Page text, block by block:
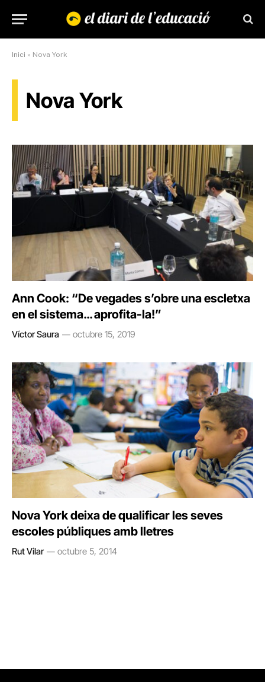
Inici » Nova York
Nova York
Ann Cook: “De vegades s’obre una escletxa
en el sistema… aprofita-la!”
Víctor Saura octubre 15, 2019
Nova York deixa de qualificar les seves
escoles públiques amb lletres
Rut Vilar octubre 5, 2014